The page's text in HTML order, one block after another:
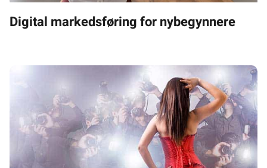
Digital markedsføring for nybegynnere